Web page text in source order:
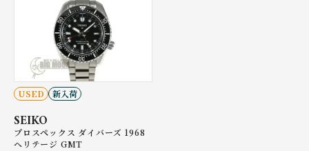
USED 新入荷
SEIKO
プロスペックス ダイバーズ 1968
ヘリテージ GMT